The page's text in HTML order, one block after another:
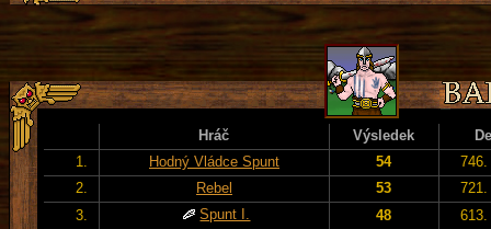
Hráč Výsledek
1.
Hodný Vládce Spunt 54
746.
2.
Rebel 53
721.
3.
Spunt I. 48
613.